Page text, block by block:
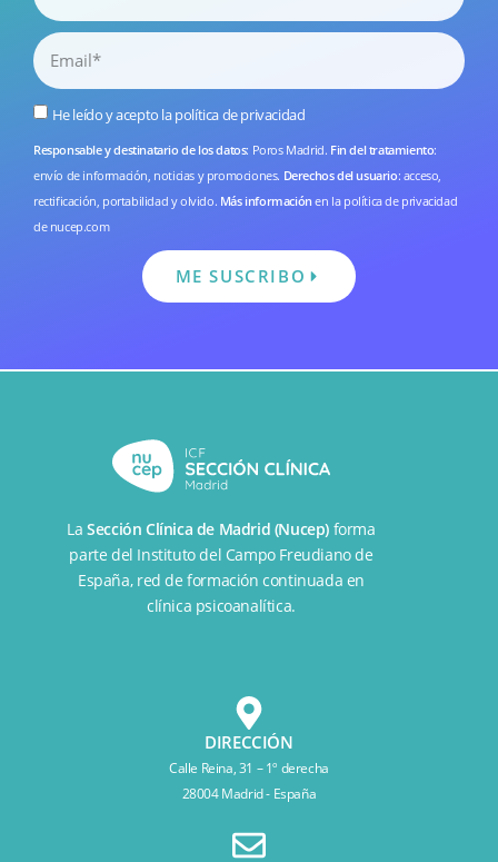
He leído y acepto lapolítica de privacidad
Responsable y destinatario de los datos: Poros Madrid. Fin del tratamiento:
envío de información, noticias y promociones. Derechos del usuario: acceso,
rectificación, portabilidad y olvido. Más información en la política de privacidad
de nucep.com
ME SUSCRIBO
LaSección Clínica de Madrid (Nucep) forma
parte del Instituto del Campo Freudiano de
España, red de formación continuada en
clínica psicoanalítica.
DIRECCIÓN
Calle Reina, 31 – 1º derecha
28004 Madrid - España